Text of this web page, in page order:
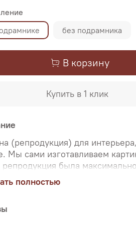
без подрамника
В корзину
Купить в 1 клик
(репродукция) для
Мы сами изготавливаем
была
поэтому, мы уделяем особое
используются художественный
полностью